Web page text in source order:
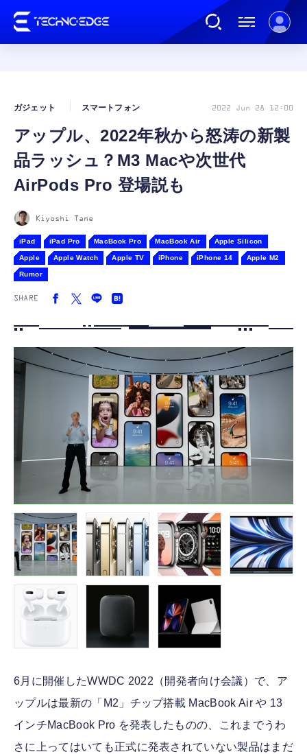
AI
ガジェット
カルチャー
公式ストア
FOLLOW US
アップル、2022年秋から怒涛の新製
品ラッシュ？M3 Macや次世代
AirPods Pro 登場説も
ガジェット スマートフォン 2022 Jun 28 12:00
Kiyoshi Tane
iPad iPad Pro MacBook Pro MacBook Air Apple Silicon
Apple Apple Watch Apple TV iPhone iPhone 14 Apple M2
Rumor
SHARE
6月に開催したWWDC 2022（開発者向け会議）で、ア
ップルは最新の「M2」チップ搭載 MacBook Air や 13
インチMacBook Pro を発表したものの、これまでうわ
さに上ってはいても正式に発表されていない製品はまだ